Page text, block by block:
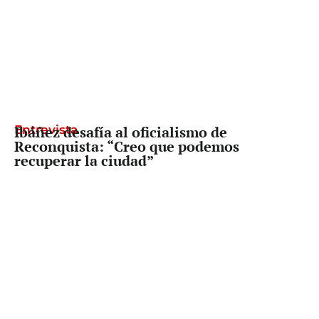
Entrevista
Ibáñez desafía al oficialismo de
Reconquista: “Creo que podemos
recuperar la ciudad”